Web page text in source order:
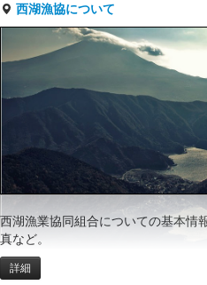
西湖漁協について
西湖漁業協同組合についての基本情
真など。
詳細